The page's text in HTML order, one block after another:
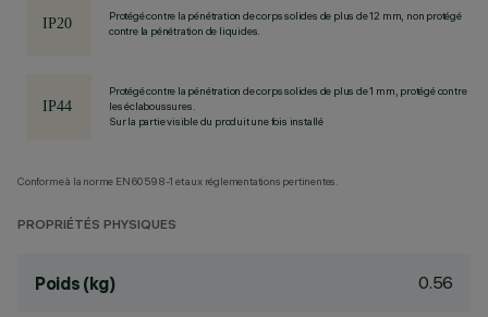
Protégé contre la pénétration de corps solides de plus de 12 mm, non protégé
contre la pénétration de liquides.
Protégé contre la pénétration de corps solides de plus de 1 mm, protégé contre
les éclaboussures.
Sur la partie visible du produit une fois installé
Conforme à la norme EN60598-1 et aux réglementations pertinentes.
PROPRIÉTÉS PHYSIQUES
Poids (kg) 0.56